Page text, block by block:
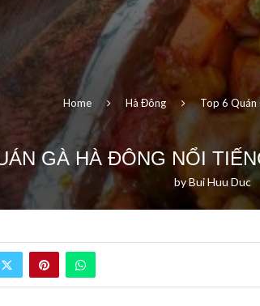
Home Hà Đông Top 6 Quán
GÀ HÀ ĐÔNG NỔI
byBui Huu Duc